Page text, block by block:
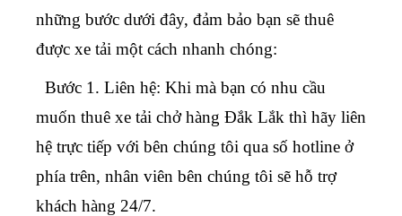
những bước dưới đây, đảm bảo bạn sẽ thuê
được xe tải một cách nhanh chóng:
Bước 1. Liên hệ: Khi mà bạn có nhu cầu
muốn thuê xe tải chở hàng Đắk Lắk thì hãy liên
hệ trực tiếp với bên chúng tôi qua số hotline ở
phía trên, nhân viên bên chúng tôi sẽ hỗ trợ
khách hàng 24/7.